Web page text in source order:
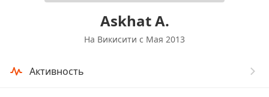
Askhat A.
На Викисити c Мая 2013
Активность